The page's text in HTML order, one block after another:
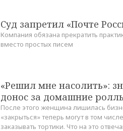
Суд запретил «Почте
Компания обязана прекратить
вместо простых писем
«Решил мне насолить»:
донос за домашние
После этого женщина лишилась
«закрыться» теперь могут в том
заказывать тортики. Что на это